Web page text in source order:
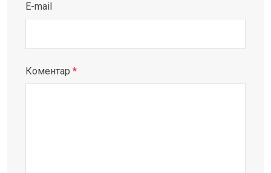
E-mail
Коментар *